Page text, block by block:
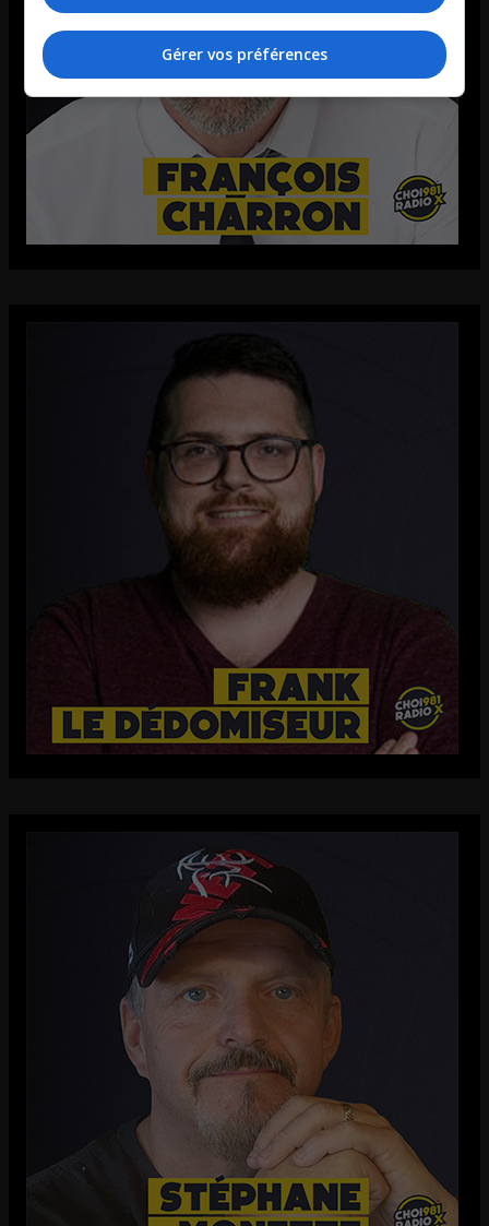
Gérer vos préférences